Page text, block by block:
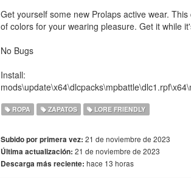
Get yourself some new Prolaps active wear.
of colors for your wearing pleasure. Get it while
No Bugs
Install:
ROPA ZAPATOS LORE FRIENDLY
Subido por primera vez: 21 de noviembre de 2023
Última actualización: 21 de noviembre de 2023
Descarga más reciente: hace 13 horas